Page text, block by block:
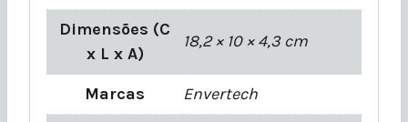
Dimensões (C
x L x A)
18,2 × 10 × 4,3 cm
Marcas
Envertech